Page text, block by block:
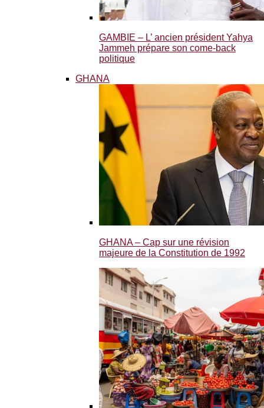
GAMBIE – L’ ancien président Yahya
Jammeh prépare son come-back
politique
GHANA
GHANA – Cap sur une révision
majeure de la Constitution de 1992